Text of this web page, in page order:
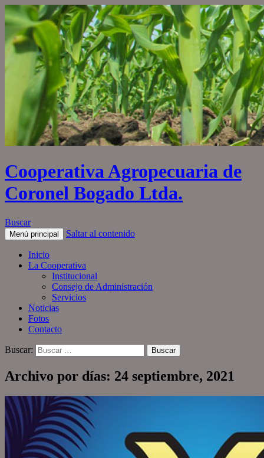
Cooperativa Agropecuaria de
Coronel Bogado Ltda.
Buscar
Menú principal Saltar al contenido
Inicio
La Cooperativa
Institucional
Consejo de Administración
Servicios
Noticias
Fotos
Contacto
Buscar:
Archivo por días: 24 septiembre, 2021